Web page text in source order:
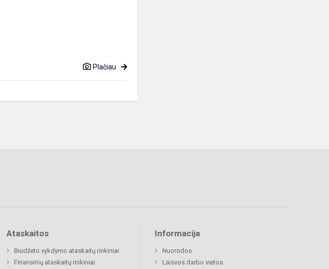
Plačiau
Ataskaitos
Biudžeto vykdymo ataskaitų rinkiniai
Finansinių ataskaitų rinkiniai
Informacija
Nuorodos
Laisvos darbo vietos